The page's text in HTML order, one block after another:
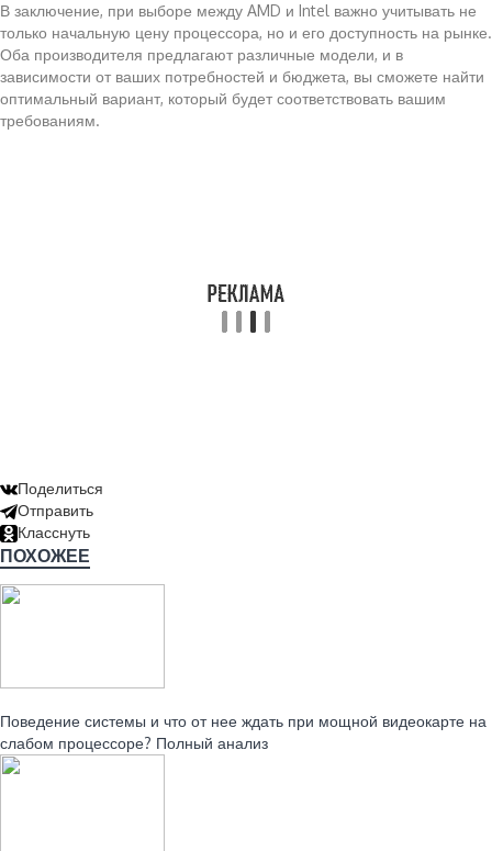
В заключение, при выборе между AMD и Intel важно учитывать не
только начальную цену процессора, но и его доступность на рынке.
Оба производителя предлагают различные модели, и в
зависимости от ваших потребностей и бюджета, вы сможете найти
оптимальный вариант, который будет соответствовать вашим
требованиям.
Поделиться
Отправить
Класснуть
ПОХОЖЕЕ
Поведение системы и что от нее ждать при мощной видеокарте на
слабом процессоре? Полный анализ